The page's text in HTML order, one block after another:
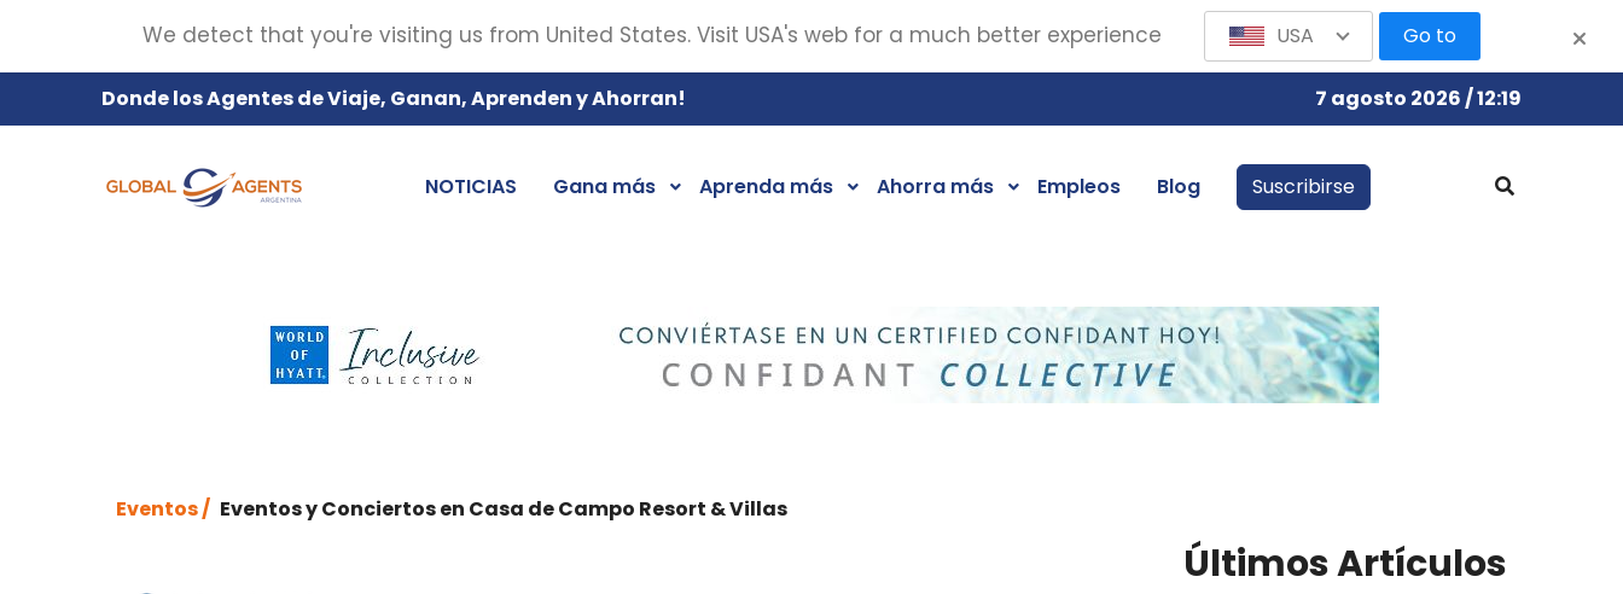
Donde los Agentes de Viaje, Ganan, Aprenden y Ahorran! 7 agosto 2026 / 12:19
NOTICIAS Gana más Aprenda más Ahorra más Empleos Blog Suscribirse
Eventos / Eventos y Conciertos en Casa de Campo Resort & Villas
Últimos Artículos
We detect that you're visiting us from United States. Visit USA's web for a much better experience USA Go to